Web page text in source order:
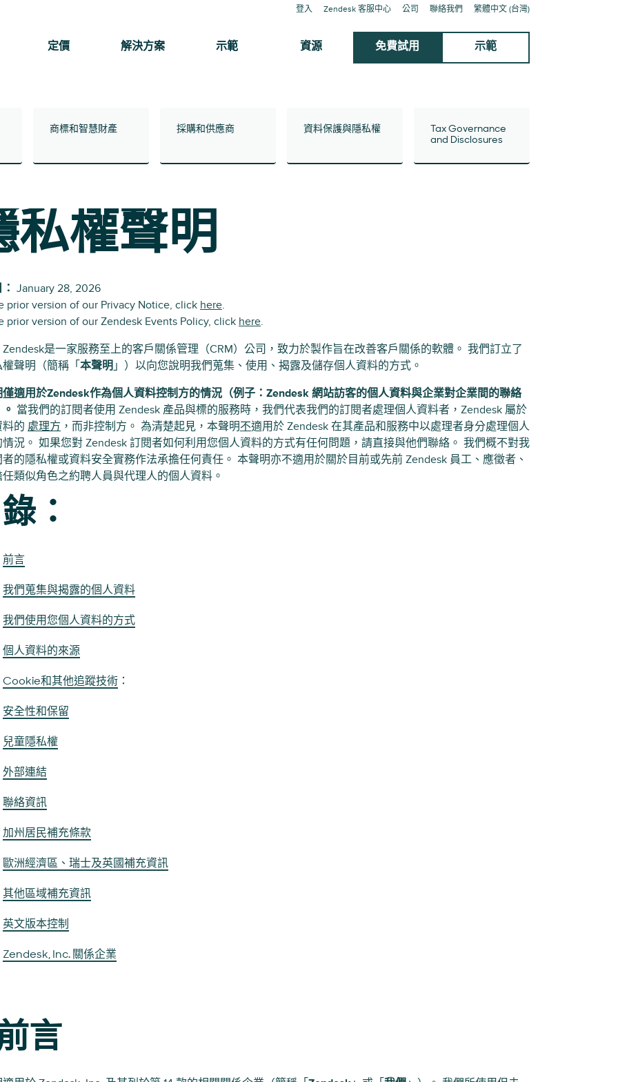
登入 Zendesk 客服中心 公司 聯絡我們 繁體中文 (台灣)
定價 解決方案 示範 資源 免費試用 示範
商標和智慧財產 採購和供應商 資料保護與隱私權
Tax Governance
and Disclosures
私權聲明
January 28, 2026
prior version of our Privacy Notice, click here.
prior version of our Zendesk Events Policy, click here.
是一家服務至上的客戶關係管理（CRM）公司，致力於製作旨在改善客戶關係的軟體。 我們訂立了
聲明（簡稱「 本聲明 」）以向您說明我們蒐集、使用、揭露及儲存個人資料的方式。
僅適用於Zendesk作為個人資料控制方的情況（例子：Zendesk 網站訪客的個人資料與企業對企業間的聯絡
當我們的訂閱者使用 Zendesk 產品與標的服務時，我們代表我們的訂閱者處理個人資料者，Zendesk 屬於
的 處理方 ，而非控制方。 為清楚起見，本聲明不適用於 Zendesk 在其產品和服務中以處理者身分處理個人
況。 如果您對 Zendesk 訂閱者如何利用您個人資料的方式有任何問題，請直接與他們聯絡。 我們概不對我
的隱私權或資料安全實務作法承擔任何責任。 本聲明亦不適用於關於目前或先前 Zendesk 員工、應徵者、
類似角色之約聘人員與代理人的個人資料。
：
前言
我們蒐集與揭露的個人資料
我們使用您個人資料的方式
個人資料的來源
Cookie和其他追蹤技術 ：
安全性和保留
兒童隱私權
外部連結
聯絡資訊
加州居民補充條款
歐洲經濟區、瑞士及英國補充資訊
其他區域補充資訊
英文版本控制
Zendesk, Inc. 關係企業
言